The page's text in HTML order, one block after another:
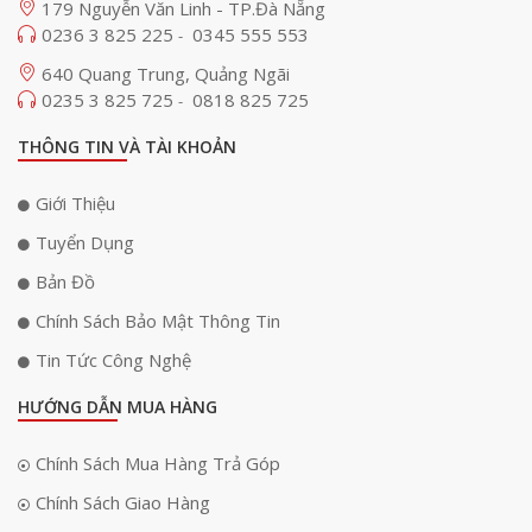
chạy các ứng dụng đòi hỏi hiệu suất cao.
MacBook Air 2025 Chip M4 có thời lượng pin ấn tượng
đến 18 giờ, đủ để sử dụng suốt cả ngày mà không cần sạc. Điều này đặc
biệt hữu ích cho những người thường xuyên di chuyển hoặc làm việc
pin chỉ trong 30 phút, giúp người dùng nhanh chóng tiếp tục công việc
mà không bị gián đoạn. Sự kết hợp giữa pin trâu và khả năng sạc
nhanh khiến MacBook Air M4 trở thành một lựa chọn lý tưởng cho
những ai cần một chiếc laptop bền bỉ.
179 Nguyễn Văn Linh - TP.Đà Nẵng
0236 3 825 225 - 0345 555 553
640 Quang Trung, Quảng Ngãi
0235 3 825 725 - 0818 825 725
THÔNG TIN VÀ TÀI KHOẢN
Giới Thiệu
Tuyển Dụng
Bản Đồ
Chính Sách Bảo Mật Thông Tin
Tin Tức Công Nghệ
HƯỚNG DẪN MUA HÀNG
Chính Sách Mua Hàng Trả Góp
Chính Sách Giao Hàng